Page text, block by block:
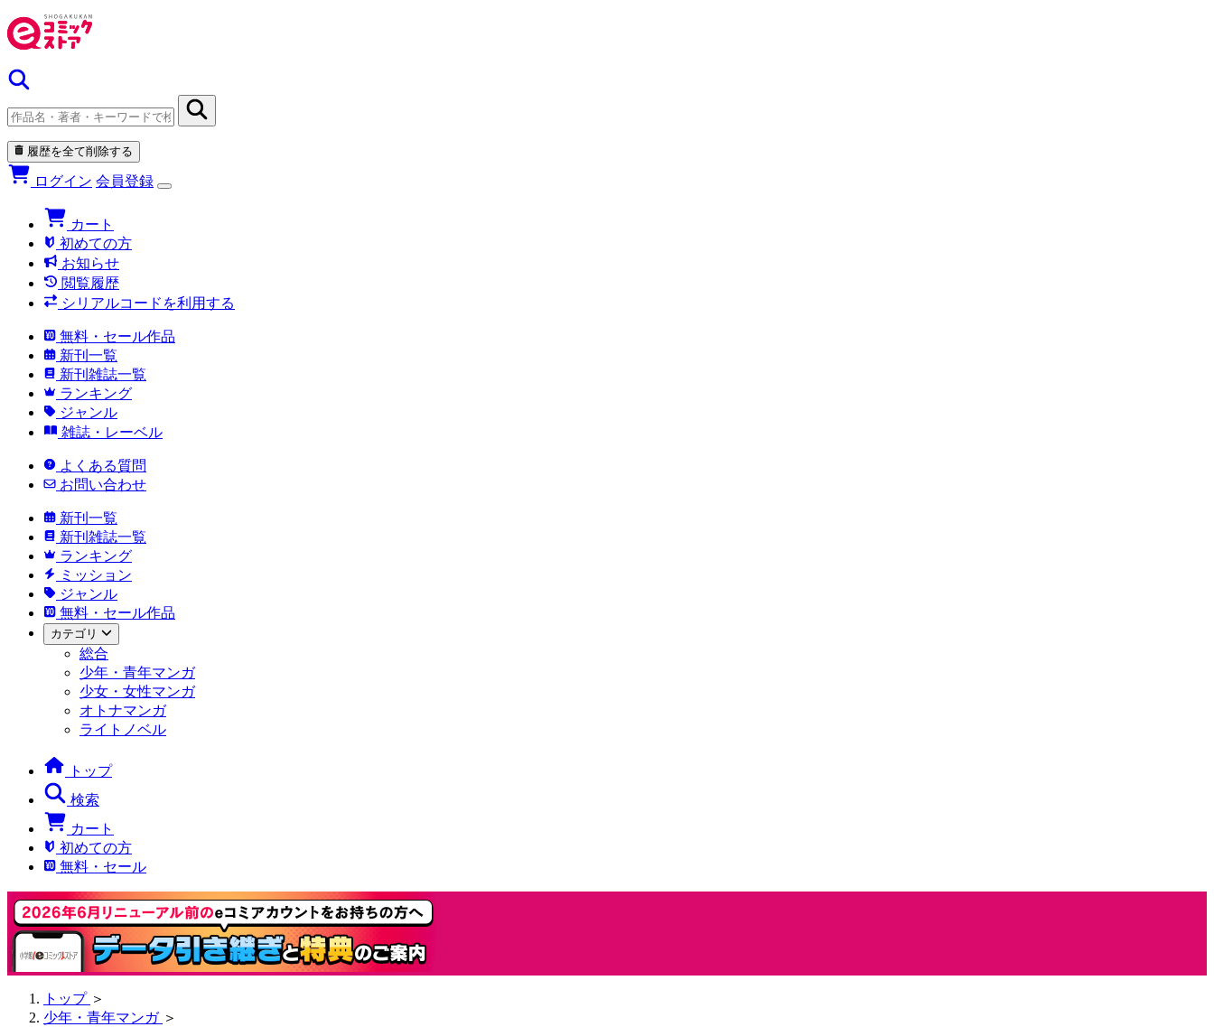
履歴を全て削除する
ログイン 会員登録
カート
初めての方
お知らせ
閲覧履歴
シリアルコードを利用する
無料・セール作品
新刊一覧
新刊雑誌一覧
ランキング
ジャンル
雑誌・レーベル
よくある質問
お問い合わせ
新刊一覧
新刊雑誌一覧
ランキング
ミッション
ジャンル
無料・セール作品
カテゴリ
総合
少年・青年マンガ
少女・女性マンガ
オトナマンガ
ライトノベル
トップ
検索
カート
初めての方
無料・セール
トップ ＞
少年・青年マンガ ＞